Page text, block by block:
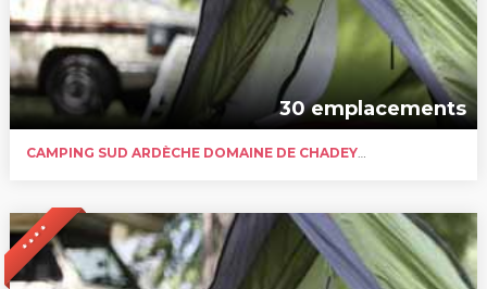
30 emplacements
CAMPING SUD ARDÈCHE DOMAINE DE CHADEYRON
* * * *